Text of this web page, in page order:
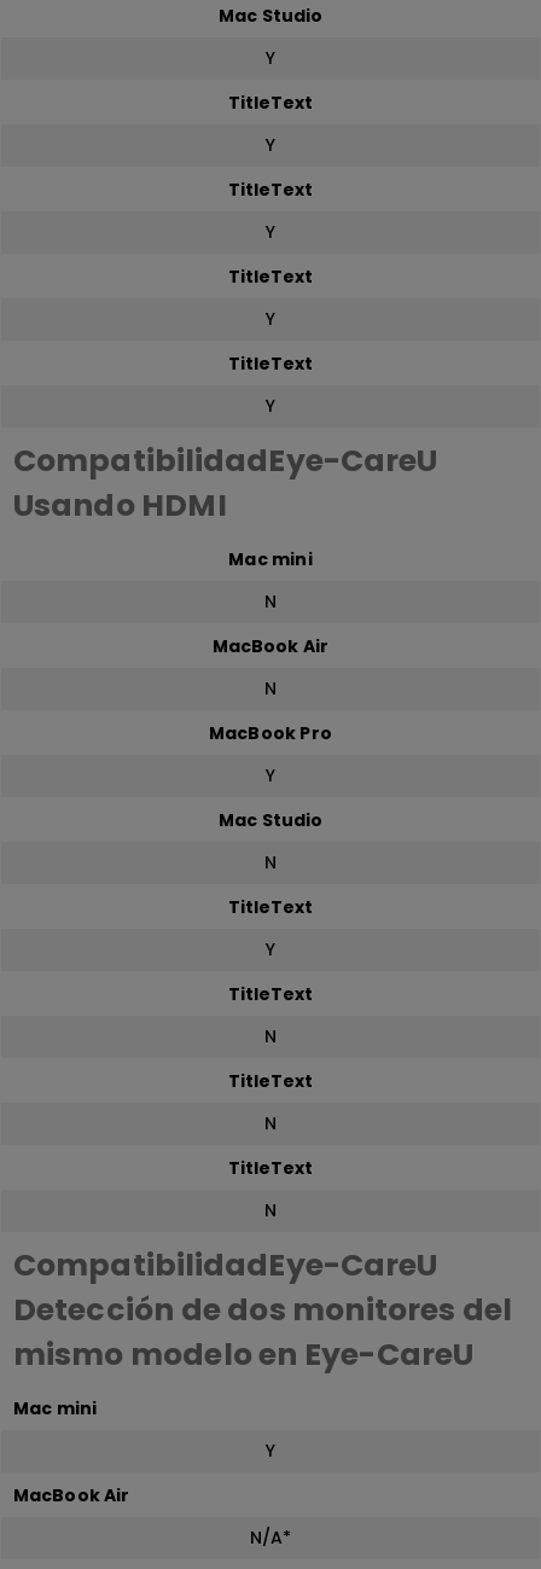
Mac Studio
Y
TitleText
Y
TitleText
Y
TitleText
Y
TitleText
Y
CompatibilidadEye-CareU
Usando HDMI
Mac mini
N
MacBook Air
N
MacBook Pro
Y
Mac Studio
N
TitleText
Y
TitleText
N
TitleText
N
TitleText
N
CompatibilidadEye-CareU
Detección de dos monitores del
mismo modelo en Eye-CareU
Mac mini
Y
MacBook Air
N/A*